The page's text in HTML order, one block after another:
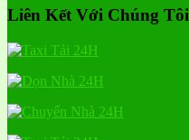
Liên Kết Với Chúng Tôi